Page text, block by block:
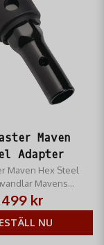
Maven
Adapter
Maven Hex Steel
Mavens
till rund profil
499 kr
NU